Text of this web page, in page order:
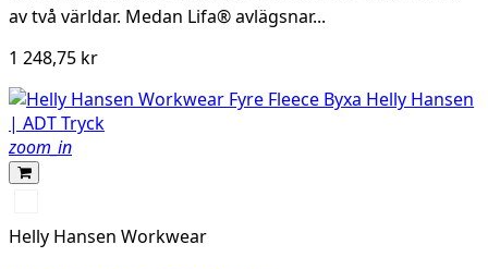
av två världar. Medan Lifa® avlägsnar...
1 248,75 kr
zoom_in
EBONY
Helly Hansen Workwear